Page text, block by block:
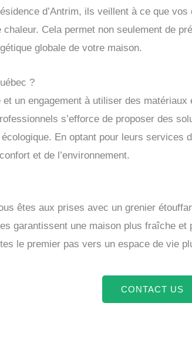
d’Antrim, ils veillent à ce que
chaleur. Cela permet non seulement de
globale de votre maison.
?
et un engagement à utiliser des
s’efforce de proposer des
En optant pour leurs services
et de l’environnement.
êtes aux prises avec un grenier
garantissent une maison plus fraîche
le premier pas vers un espace de vie
CONTACT US